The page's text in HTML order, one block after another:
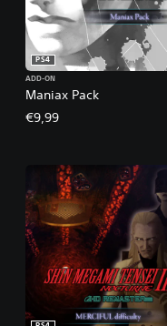
Maniax Pack
PS4
ADD-ON
€9,99